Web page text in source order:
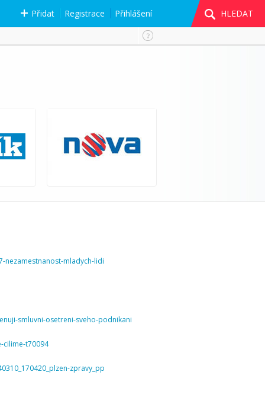
Přidat Registrace Přihlášení
HLEDAT
nezamestnanost-mladych-lidi
smluvni-osetreni-sveho-podnikani
cilime-t70094
zpravy_pp